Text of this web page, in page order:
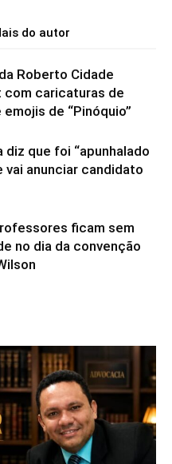
do autor
Roberto Cidade
com caricaturas de
de “Pinóquio”
que foi “apunhalado
vai anunciar candidato
ficam sem
no dia da convenção